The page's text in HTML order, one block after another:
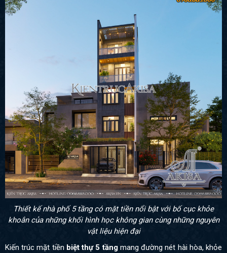
Thiết kế nhà phố 5 tầng có mặt tiền nổi bật với bố cục khỏe
khoắn của những khối hình học không gian cùng những nguyên
vật liệu hiện đại
Kiến trúc mặt tiền biệt thự 5 tầngmang đường nét hài hòa, khỏe